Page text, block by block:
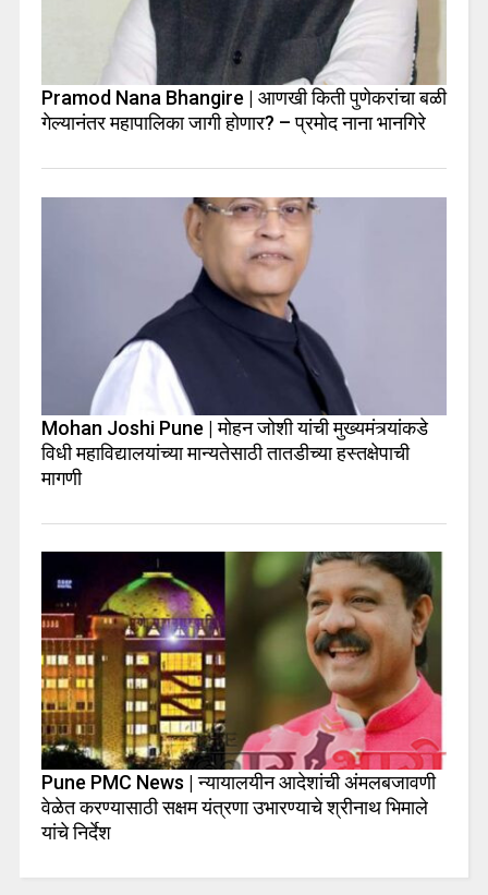
Pramod Nana Bhangire | आणखी किती पुणेकरांचा बळी
गेल्यानंतर महापालिका जागी होणार? – प्रमोद नाना भानगिरे
Mohan Joshi Pune | मोहन जोशी यांची मुख्यमंत्र्यांकडे
विधी महाविद्यालयांच्या मान्यतेसाठी तातडीच्या हस्तक्षेपाची
मागणी
Pune PMC News | न्यायालयीन आदेशांची अंमलबजावणी
वेळेत करण्यासाठी सक्षम यंत्रणा उभारण्याचे श्रीनाथ भिमाले
यांचे निर्देश